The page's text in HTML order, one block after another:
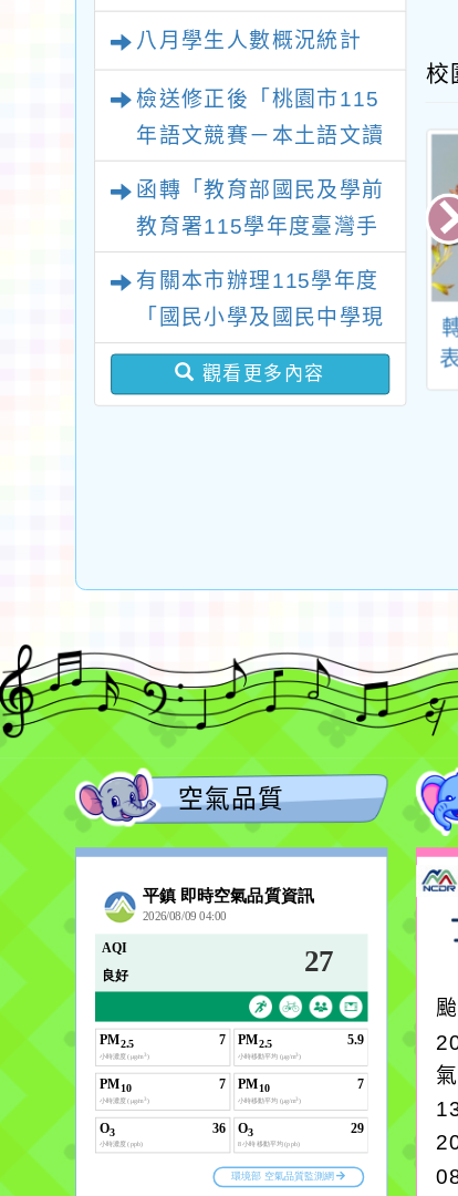
八月學生人數概況統計
檢送修正後「桃園市115
年語文競賽－本土語文讀
函轉「教育部國民及學前
教育署115學年度臺灣手
惠予轉知並鼓勵所屬教師
及教學支援工作人員踴躍
有關本市辦理115學年度
「國民小學及國民中學現
職教師完成臺灣台語/客
語中高級以上語言能力認
觀看更多內容
校
下與精神科醫
元聯手打造之
程「馬大元的
「AI素養教學初階工
作坊」有關人員公假
補休事宜
空氣品質